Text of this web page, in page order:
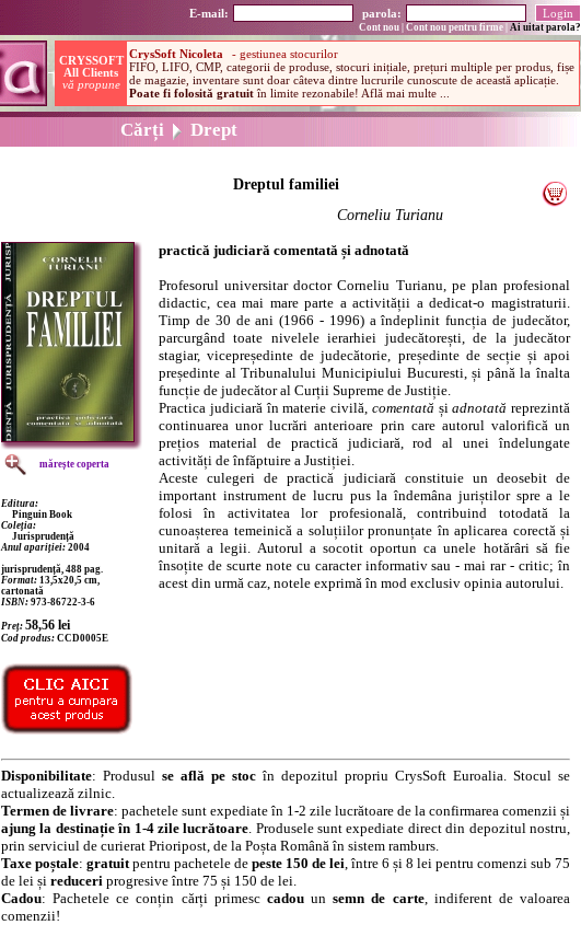
E-mail: parola:
Cont nou Cont nou pentru firme Ai uitat parola?
Cărți Drept
Dreptul familiei
Corneliu Turianu
mărește coperta
Editura:
Pinguin Book
Coleția:
Jurisprudență
Anul apariției: 2004
jurisprudență, 488 pag.
Format: 13,5x20,5 cm,
cartonată
ISBN: 973-86722-3-6
Preț: 58,56 lei
Cod produs: CCD0005E
practică judiciară comentată și adnotată
Profesorul universitar doctor Corneliu Turianu, pe plan profesional
didactic, cea mai mare parte a activității a dedicat-o magistraturii.
Timp de 30 de ani (1966 - 1996) a îndeplinit funcția de judecător,
parcurgând toate nivelele ierarhiei judecătorești, de la judecător
stagiar, vicepreședinte de judecătorie, președinte de secție și apoi
președinte al Tribunalului Municipiului Bucuresti, și până la înalta
funcție de judecător al Curții Supreme de Justiție.
Practica judiciară în materie civilă, comentată șiadnotată reprezintă
continuarea unor lucrări anterioare prin care autorul valorifică un
prețios material de practică judiciară, rod al unei îndelungate
activități de înfăptuire a Justiției.
Aceste culegeri de practică judiciară constituie un deosebit de
important instrument de lucru pus la îndemâna juriștilor spre a le
folosi în activitatea lor profesională, contribuind totodată la
cunoașterea temeinică a soluțiilor pronunțate în aplicarea corectă și
unitară a legii. Autorul a socotit oportun ca unele hotărâri să fie
însoțite de scurte note cu caracter informativ sau - mai rar - critic; în
acest din urmă caz, notele exprimă în mod exclusiv opinia autorului.
Disponibilitate: Produsul se află pe stoc în depozitul propriu CrysSoft Euroalia. Stocul se
actualizează zilnic.
Termen de livrare: pachetele sunt expediate în 1-2 zile lucrătoare de la confirmarea comenzii și
ajung la destinație în 1-4 zile lucrătoare. Produsele sunt expediate direct din depozitul nostru,
prin serviciul de curierat Prioripost, de la Poșta Română în sistem ramburs.
Taxe poștale: gratuitpentru pachetele de peste 150 de lei, între 6 și 8 lei pentru comenzi sub 75
de lei și reduceri progresive între 75 și 150 de lei.
Cadou: Pachetele ce conțin cărți primesc cadouunsemn de carte, indiferent de valoarea
comenzii!